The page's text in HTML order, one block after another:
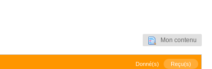
Mon contenu
Donné(s) Reçu(s)